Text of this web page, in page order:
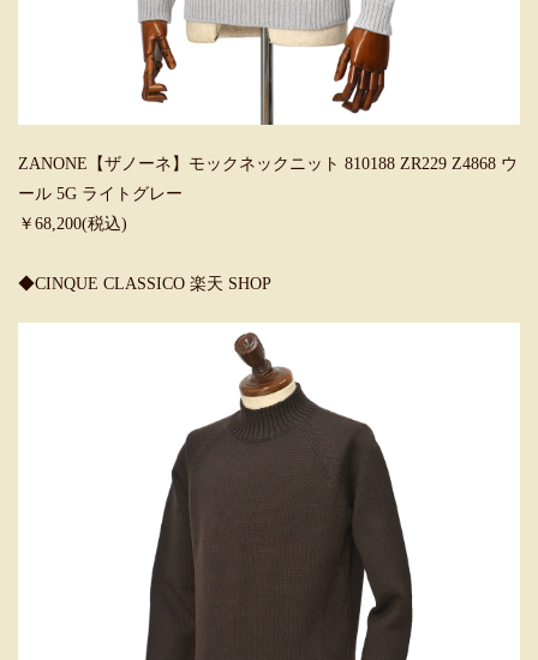
ZANONE【ザノーネ】モックネックニット 810188 ZR229 Z4868 ウ
ール 5G ライトグレー
￥68,200(税込)
◆CINQUE CLASSICO 楽天 SHOP